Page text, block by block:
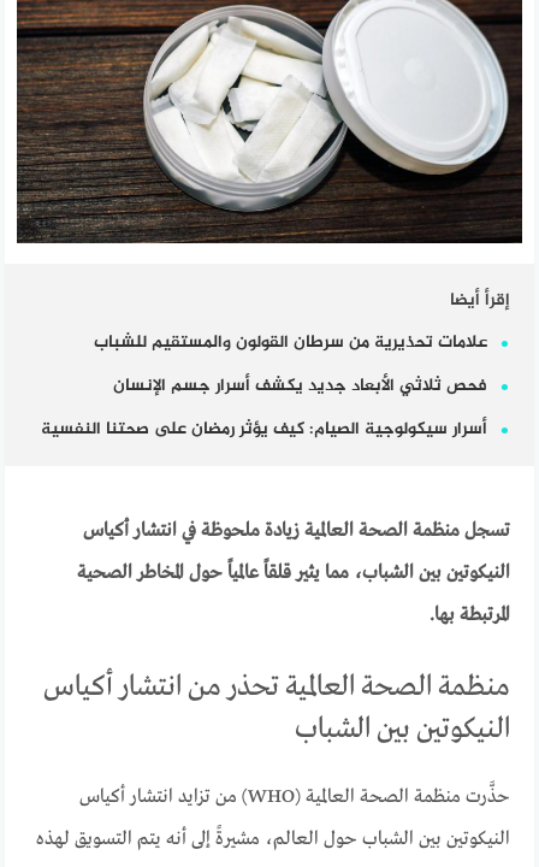
إقرأ أيضا
علامات تحذيرية من سرطان القولون والمستقيم للشباب
فحص ثلاثي الأبعاد جديد يكشف أسرار جسم الإنسان
أسرار سيكولوجية الصيام: كيف يؤثر رمضان على صحتنا النفسية
تسجل منظمة الصحة العالمية زيادة ملحوظة في انتشار أكياس
النيكوتين بين الشباب، مما يثير قلقاً عالمياً حول المخاطر الصحية
المرتبطة بها.
منظمة الصحة العالمية تحذر من انتشار أكياس
النيكوتين بين الشباب
حذَّرت منظمة الصحة العالمية (WHO) من تزايد انتشار أكياس
النيكوتين بين الشباب حول العالم، مشيرةً إلى أنه يتم التسويق لهذه